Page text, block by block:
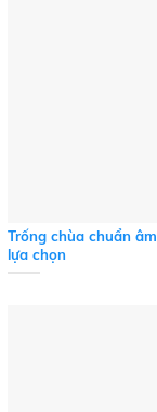
Trống chùa chuẩn
lựa chọn